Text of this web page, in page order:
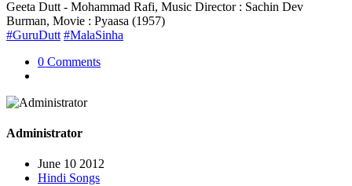
Geeta Dutt - Mohammad Rafi, Music Director : Sachin Dev
Burman, Movie : Pyaasa (1957)
#GuruDutt #MalaSinha
0 Comments
Administrator
June 10 2012
Hindi Songs